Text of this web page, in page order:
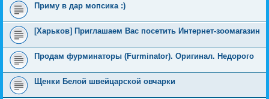
Приму в дар мопсика :)
[Харьков] Приглашаем Вас посетить Интернет-зоомагазин
Продам фурминаторы (Furminator). Оригинал. Недорого
Щенки Белой швейцарской овчарки